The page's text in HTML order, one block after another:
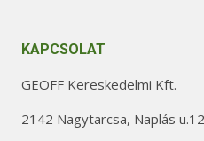
KAPCSOLAT
GEOFF Kereskedelmi Kft.
2142 Nagytarcsa, Naplás